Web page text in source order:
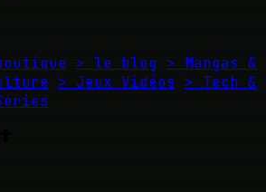
> le blog > Mangas &
> Jeux Vidéos
> Tech &